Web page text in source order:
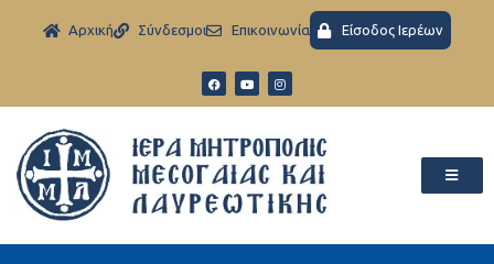
Aρχική Σύνδεσμοι Eπικοινωνία Είσοδος Ιερέων